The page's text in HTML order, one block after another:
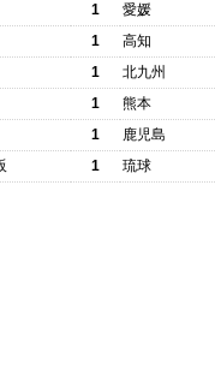
1
愛媛
1
高知
1
北九州
1
熊本
1
鹿児島
1 琉球